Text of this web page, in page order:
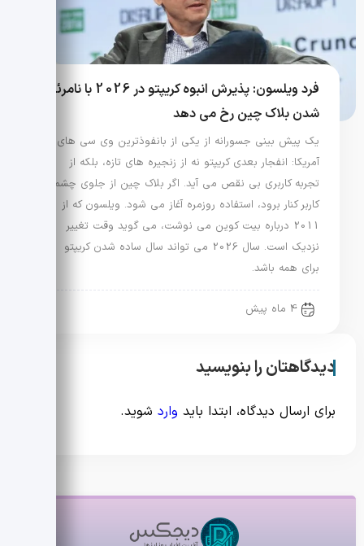
فرد ویلسون: پذیرش انبوه کریپتو در 2026 با نامرئی
شدن بلاک چین رخ می دهد
یک پیش بینی جسورانه از یکی از بانفوذترین وی سی های
آمریکا: انفجار بعدی کریپتو نه از زنجیره های تازه، بلکه از
تجربه کاربری بی نقص می آید. اگر بلاک چین از جلوی چشم
کاربر کنار برود، استفاده روزمره آغاز می شود. ویلسون که از
2011 درباره بیت کوین می نوشت، می گوید وقت تغییر
نزدیک است. سال 2026 می تواند سال ساده شدن کریپتو
برای همه باشد.
4 ماه پیش
دیدگاهتان را بنویسید
برای ارسال دیدگاه، ابتدا باید وارد شوید.